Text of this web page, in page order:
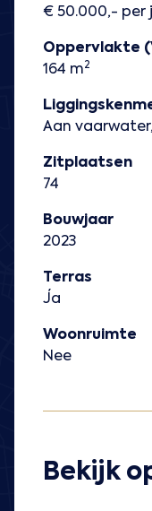
€ 50.000,- per
Oppervlakte
164 m2
Aan
Zitplaatsen
74
Bouwjaar
2023
Terras
Ja
Woonruimte
Nee
Bekijk